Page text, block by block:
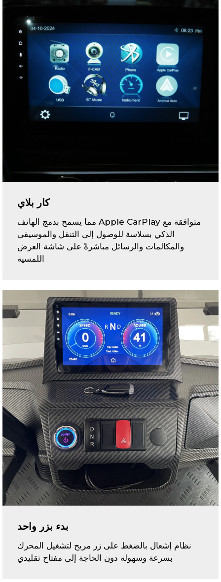
كار بلاي
متوافقة مع Apple CarPlay مما يسمح بدمج الهاتف
الذكي بسلاسة للوصول إلى التنقل والموسيقى
والمكالمات والرسائل مباشرةً على شاشة العرض
اللمسية
بدء بزر واحد
نظام إشعال بالضغط على زر مريح لتشغيل المحرك
بسرعة وسهولة دون الحاجة إلى مفتاح تقليدي